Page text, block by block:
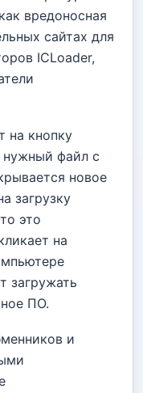
вредоносная
сайтах для
ICLoader,
на кнопку
нужный файл с
новое
загрузку
это
на
загружать
ПО.
и